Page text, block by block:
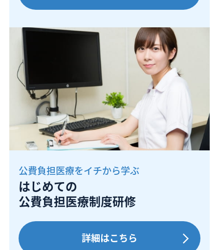
公費負担医療をイチから学ぶ
はじめての
公費負担医療制度研修
詳細はこちら